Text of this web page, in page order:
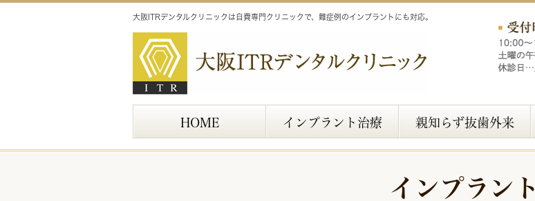
大阪ITRデンタルクリニックは自費専門クリニックで、難症例のインプラントにも対応。
HOME インプラント治療 親知らず抜歯外来
インプラント